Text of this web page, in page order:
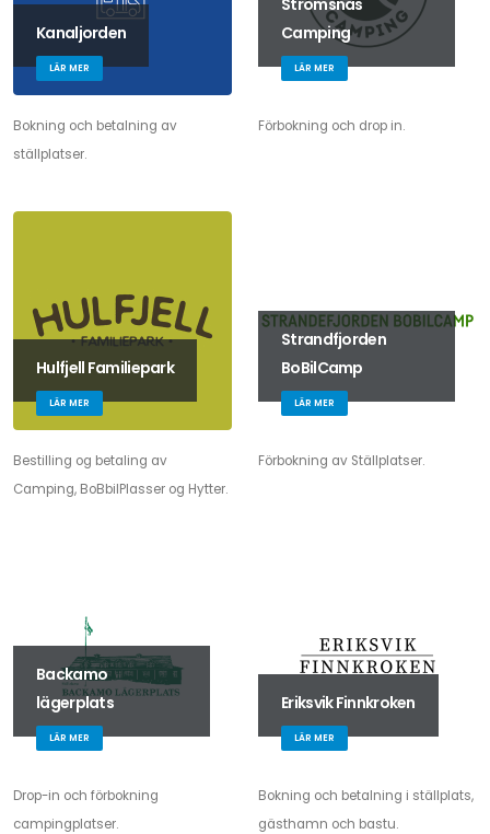
Kanaljorden
LÄR MER
Bokning och betalning av
ställplatser.
Strömsnäs
Camping
LÄR MER
Förbokning och drop in.
Hulfjell Familiepark
LÄR MER
Bestilling og betaling av
Camping, BoBbilPlasser og Hytter.
Strandfjorden
BoBilCamp
LÄR MER
Förbokning av Ställplatser.
Backamo
lägerplats
LÄR MER
Drop-in och förbokning
campingplatser.
Eriksvik Finnkroken
LÄR MER
Bokning och betalning i ställplats,
gästhamn och bastu.